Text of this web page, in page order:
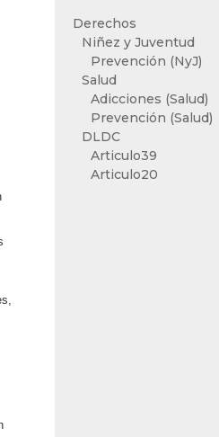
Derechos
Niñez y Juventud
Prevención (NyJ)
Salud
Adicciones (Salud)
Prevención (Salud)
DLDC
Articulo39
Articulo20